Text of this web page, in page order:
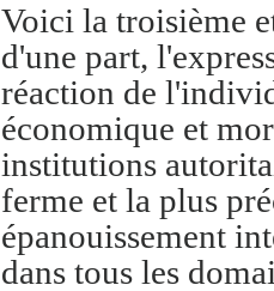
Voici la troisième
d'une part,
réaction de
économique et
institutions
ferme et la plus
épanouissement
dans tous les